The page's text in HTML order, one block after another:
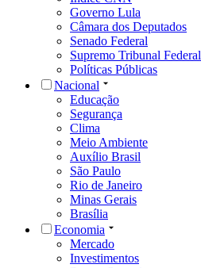
Governo Lula
Câmara dos Deputados
Senado Federal
Supremo Tribunal Federal
Políticas Públicas
Nacional
Educação
Segurança
Clima
Meio Ambiente
Auxílio Brasil
São Paulo
Rio de Janeiro
Minas Gerais
Brasília
Economia
Mercado
Investimentos